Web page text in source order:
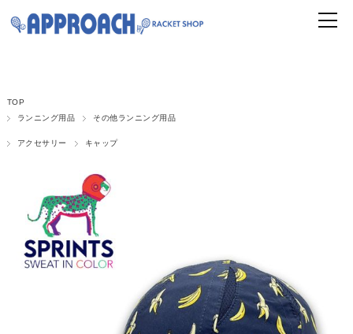
TOP
ランニング用品
その他ランニング用品
アクセサリー キャップ